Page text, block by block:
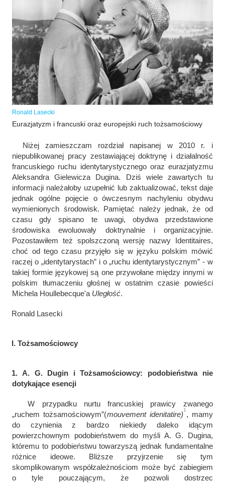
Ronald Lasecki
Eurazjatyzm i francuski oraz europejski ruch tożsamościowy
Niżej zamieszczam rozdział napisanej w 2010 r. i
niepublikowanej pracy zestawiającej doktrynę i działalność
francuskiego ruchu identytarystycznego oraz eurazjatyzmu
Aleksandra Gielewicza Dugina. Dziś wiele zawartych tu
informacji należałoby uzupełnić lub zaktualizować, tekst daje
jednak ogólne pojęcie o ówczesnym nachyleniu obydwu
wymienionych środowisk. Pamiętać należy jednak, że od
czasu gdy spisano te uwagi, obydwa przedstawione
środowiska ewoluowały doktrynalnie i organizacyjnie.
Pozostawiłem też spolszczoną wersję nazwy Identitaires,
choć od tego czasu przyjęło się w języku polskim mówić
raczej o „identytarystach” i o „ruchu identytarystycznym” - w
takiej formie językowej są one przywołane między innymi w
polskim tłumaczeniu głośnej w ostatnim czasie powieści
Michela Houllebecque'a Uległość.
Ronald Lasecki
I. Tożsamościowcy
1. A. G. Dugin i Tożsamościowcy: podobieństwa nie
dotykające esencji
W przypadku nurtu francuskiej prawicy zwanego
„ruchem tożsamościowym”(mouvement idenitatire)
1
, mamy
do czynienia z bardzo niekiedy daleko idącym
powierzchownym podobieństwem do myśli A. G. Dugina,
któremu to podobieństwu towarzyszą jednak fundamentalne
różnice ideowe. Bliższe przyjrzenie się tym
skomplikowanym współzależnościom może być zabiegiem
o tyle pouczającym, że pozwoli dostrzec